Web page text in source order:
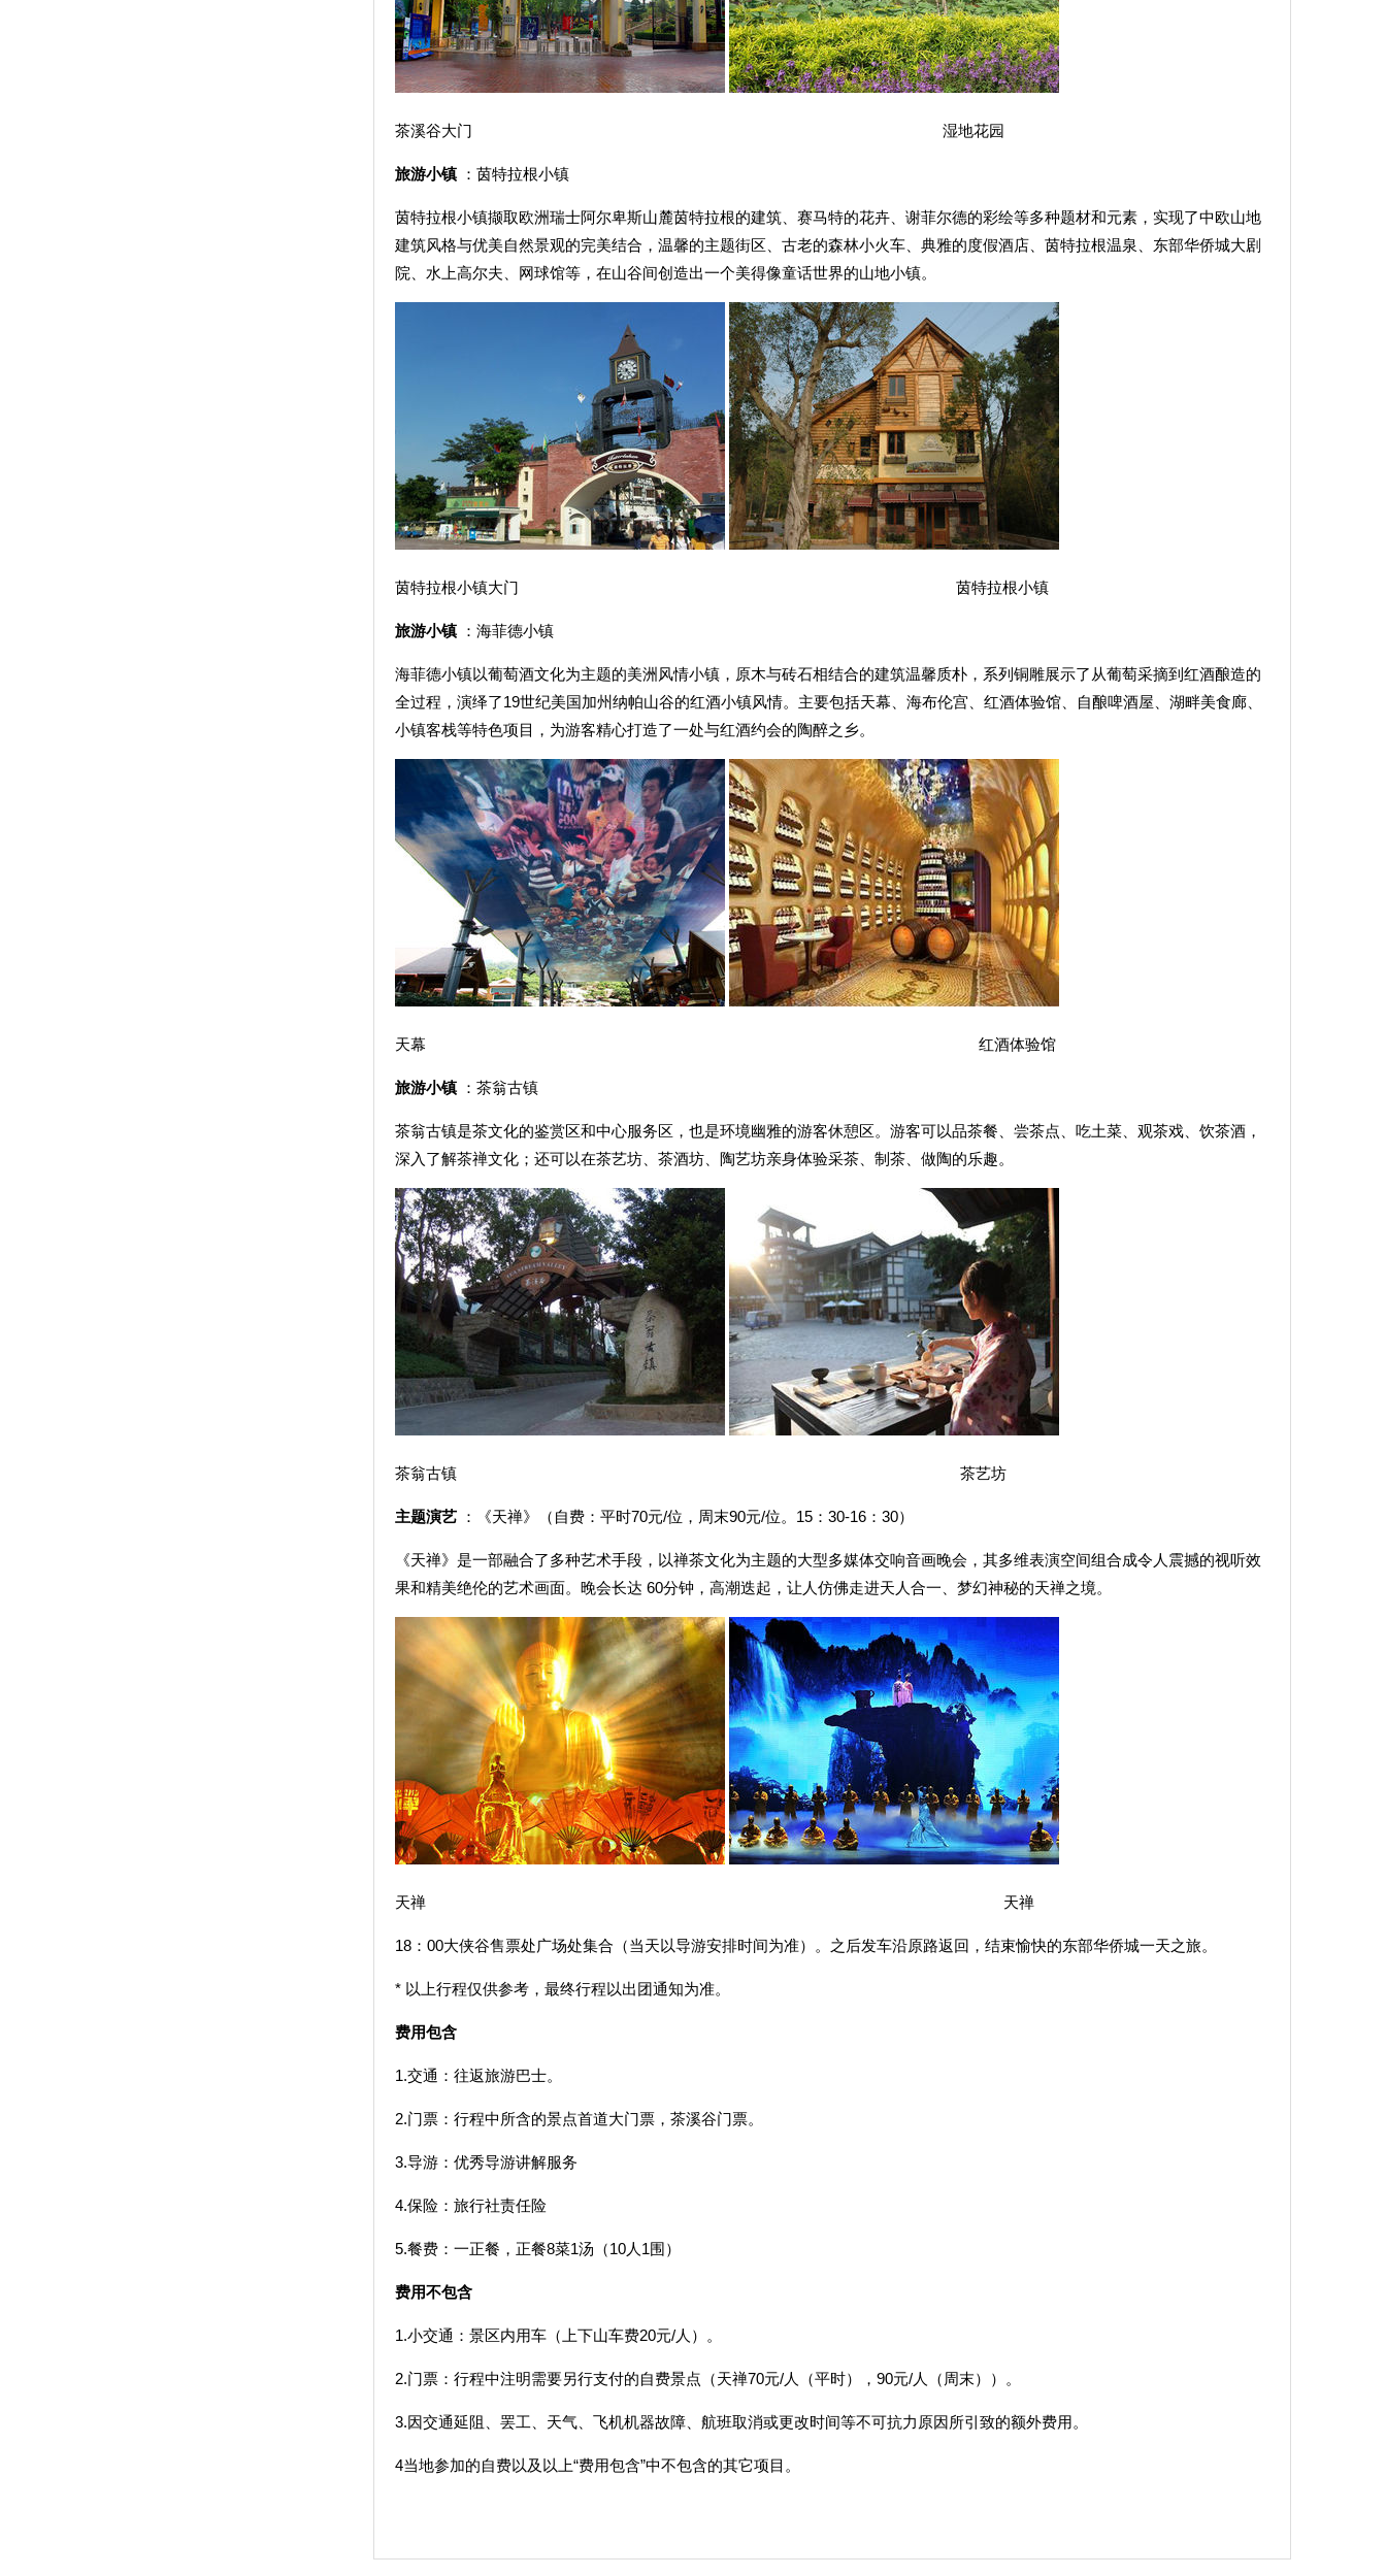
茶溪谷大门 湿地花园
旅游小镇 ：茵特拉根小镇
茵特拉根小镇撷取欧洲瑞士阿尔卑斯山麓茵特拉根的建筑、赛马特的花卉、谢菲尔德的彩绘等多种题材和元素，实现了中欧山地
建筑风格与优美自然景观的完美结合，温馨的主题街区、古老的森林小火车、典雅的度假酒店、茵特拉根温泉、东部华侨城大剧
院、水上高尔夫、网球馆等，在山谷间创造出一个美得像童话世界的山地小镇。
茵特拉根小镇大门 茵特拉根小镇
旅游小镇 ：海菲德小镇
海菲德小镇以葡萄酒文化为主题的美洲风情小镇，原木与砖石相结合的建筑温馨质朴，系列铜雕展示了从葡萄采摘到红酒酿造的
全过程，演绎了19世纪美国加州纳帕山谷的红酒小镇风情。主要包括天幕、海布伦宫、红酒体验馆、自酿啤酒屋、湖畔美食廊、
小镇客栈等特色项目，为游客精心打造了一处与红酒约会的陶醉之乡。
天幕 红酒体验馆
旅游小镇 ：茶翁古镇
茶翁古镇是茶文化的鉴赏区和中心服务区，也是环境幽雅的游客休憩区。游客可以品茶餐、尝茶点、吃土菜、观茶戏、饮茶酒，
深入了解茶禅文化；还可以在茶艺坊、茶酒坊、陶艺坊亲身体验采茶、制茶、做陶的乐趣。
茶翁古镇 茶艺坊
主题演艺 ：《天禅》（自费：平时70元/位，周末90元/位。15：30-16：30）
《天禅》是一部融合了多种艺术手段，以禅茶文化为主题的大型多媒体交响音画晚会，其多维表演空间组合成令人震撼的视听效
果和精美绝伦的艺术画面。晚会长达 60分钟，高潮迭起，让人仿佛走进天人合一、梦幻神秘的天禅之境。
天禅 天禅
18：00大侠谷售票处广场处集合（当天以导游安排时间为准）。之后发车沿原路返回，结束愉快的东部华侨城一天之旅。
* 以上行程仅供参考，最终行程以出团通知为准。
费用包含
1.交通：往返旅游巴士。
2.门票：行程中所含的景点首道大门票，茶溪谷门票。
3.导游：优秀导游讲解服务
4.保险：旅行社责任险
5.餐费：一正餐，正餐8菜1汤（10人1围）
费用不包含
1.小交通：景区内用车（上下山车费20元/人）。
2.门票：行程中注明需要另行支付的自费景点（天禅70元/人（平时），90元/人（周末））。
3.因交通延阻、罢工、天气、飞机机器故障、航班取消或更改时间等不可抗力原因所引致的额外费用。
4当地参加的自费以及以上“费用包含”中不包含的其它项目。